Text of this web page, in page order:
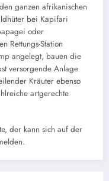
ganzen afrikanischen
bei Kapifari
oder
Rettungs-Station
angelegt, bauen die
versorgende Anlage
Kräuter ebenso
artgerechte
der kann sich auf der